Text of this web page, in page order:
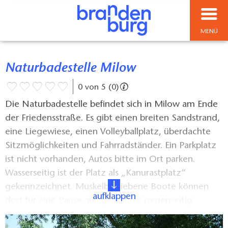
MENÜ
Naturbadestelle Milow
0 von 5 (0)
Die Naturbadestelle befindet sich in Milow am Ende
der Friedensstraße. Es gibt einen breiten Sandstrand,
eine Liegewiese, einen Volleyballplatz, überdachte
Sitzmöglichkeiten und Fahrradständer. Ein Parkplatz
ist nicht vorhanden, Autos bitte im Ort parken.
Wasserseitig ist der Platz als „Kanurastplatz“
gekennzeichnet. Muskelbetriebene Boote können
dort für eine Pause anlegen. Bitte gegenseitig
Rücksicht nehmen. Die Naturbadestelle befindet sich
aufklappen